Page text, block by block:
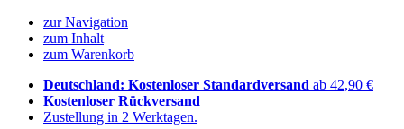
zur Navigation
zum Inhalt
zum Warenkorb
Deutschland: Kostenloser Standardversand ab 42,90 €
Kostenloser Rückversand
Zustellung in 2 Werktagen.